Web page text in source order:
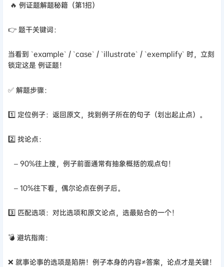
🔥 例证题解题秘籍（第1招）
👉 题干关键词：
当看到 `example` / `case` / `illustrate` / `exemplify` 时，立刻
锁定这是 例证题！
✅ 解题步骤：
1️⃣ 定位例子：返回原文，找到例子所在的句子（划出起止点）。
2️⃣ 找论点：
– 90%往上搜，例子前面通常有抽象概括的观点句！
– 10%往下看，偶尔论点在例子后。
3️⃣ 匹配选项：对比选项和原文论点，选最贴合的一个！
💣 避坑指南：
❌ 就事论事的选项是陷阱！例子本身的内容≠答案，论点才是关键！